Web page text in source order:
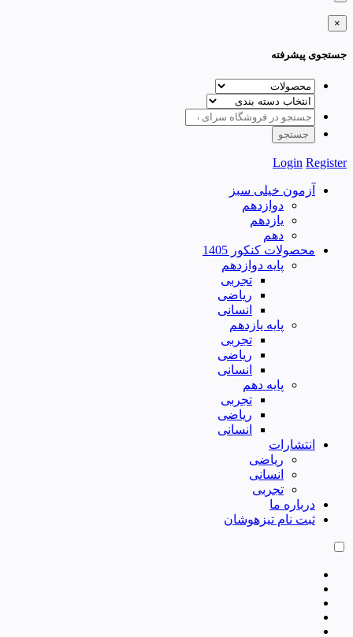
×
جستجوی پیشرفته
Login Register
آزمون خیلی سبز
دوازدهم
یازدهم
دهم
محصولات کنکور 1405
پایه دوازدهم
تجربی
ریاضی
انسانی
پایه یازدهم
تجربی
ریاضی
انسانی
پایه دهم
تجربی
ریاضی
انسانی
انتشارات
ریاضی
انسانی
تجربی
درباره ما
ثبت نام تیزهوشان